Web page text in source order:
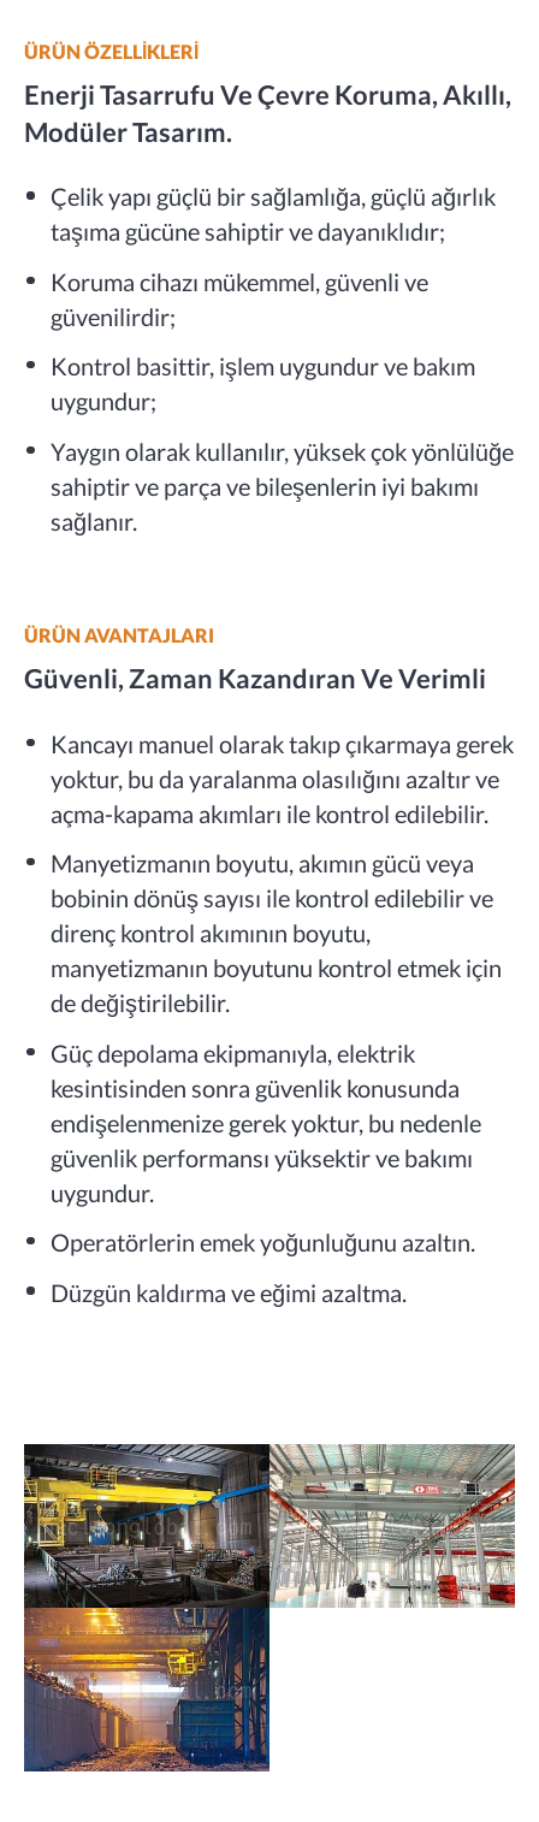
ÜRÜN ÖZELLIKLERI
Enerji Tasarrufu Ve Çevre Koruma, Akıllı,
Modüler Tasarım.
Çelik yapı güçlü bir sağlamlığa, güçlü ağırlık
taşıma gücüne sahiptir ve dayanıklıdır;
Koruma cihazı mükemmel, güvenli ve
güvenilirdir;
Kontrol basittir, işlem uygundur ve bakım
uygundur;
Yaygın olarak kullanılır, yüksek çok yönlülüğe
sahiptir ve parça ve bileşenlerin iyi bakımı
sağlanır.
ÜRÜN AVANTAJLARI
Güvenli, Zaman Kazandıran Ve Verimli
Kancayı manuel olarak takıp çıkarmaya gerek
yoktur, bu da yaralanma olasılığını azaltır ve
açma-kapama akımları ile kontrol edilebilir.
Manyetizmanın boyutu, akımın gücü veya
bobinin dönüş sayısı ile kontrol edilebilir ve
direnç kontrol akımının boyutu,
manyetizmanın boyutunu kontrol etmek için
de değiştirilebilir.
Güç depolama ekipmanıyla, elektrik
kesintisinden sonra güvenlik konusunda
endişelenmenize gerek yoktur, bu nedenle
güvenlik performansı yüksektir ve bakımı
uygundur.
Operatörlerin emek yoğunluğunu azaltın.
Düzgün kaldırma ve eğimi azaltma.